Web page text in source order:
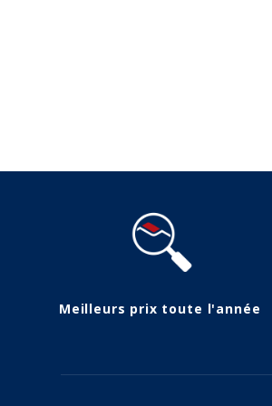
Meilleurs prix toute l'année